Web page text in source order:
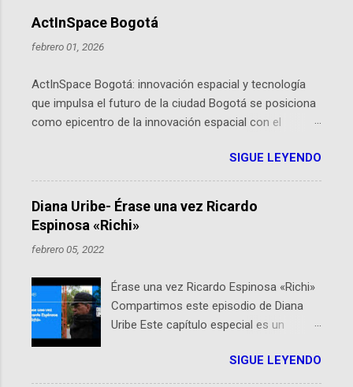
ActInSpace Bogotá
febrero 01, 2026
ActInSpace Bogotá: innovación espacial y tecnología
que impulsa el futuro de la ciudad Bogotá se posiciona
como epicentro de la innovación espacial con el
hackathon global que convierte tecnologías de la
Agencia Espacial Europea en soluciones prácticas para
la vida cotidiana. Este evento, organizado por el
Planetario de Bogotá del Idartes y la Universidad de los
Andes, reúne a expertos como el presidente de Airbus
Colombia y líderes del sector aeroespacial para inspirar
por qué importa en Bogotá ActInSpace es una
competencia mundial que opera en más de 60
ciudades, donde participantes tienen 24 horas para
idear startups basadas en tecnologías espaciales
como satélites y datos orbitales. En Bogotá, arranca
SIGUE LEYENDO
Diana Uribe- Érase una vez Ricardo
Espinosa «Richi»
febrero 05, 2022
Érase una vez Ricardo Espinosa «Richi»
Compartimos este episodio de Diana
Uribe Este capítulo especial es un
encuentran en el espíritu de este
podcast: Ricardo Espinosa «Richi». A 10
SIGUE LEYENDO